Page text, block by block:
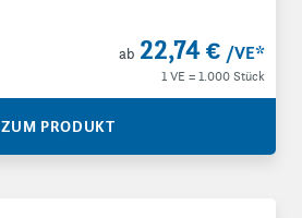
ab 22,74 € /VE*
1 VE = 1.000 Stück
ZUM PRODUKT